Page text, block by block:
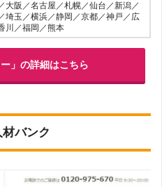
大阪／名古屋／札幌／仙台／新潟／
埼玉／横浜／静岡／京都／神戸／広
川／福岡／熊本
」の詳細はこちら
材バンク